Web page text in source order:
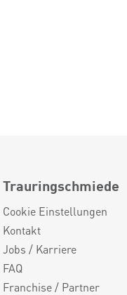
Trauringschmiede
Cookie Einstellungen
Kontakt
Jobs / Karriere
FAQ
Franchise / Partner